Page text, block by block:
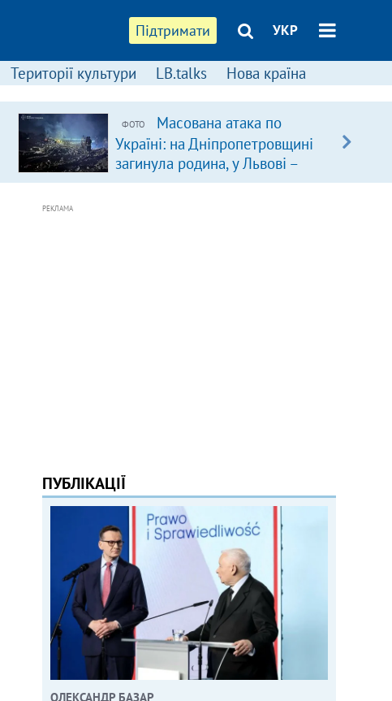
Підтримати УКР
Території культури LB.talks Нова країна
ФОТО
Масована атака по
Україні: на Дніпропетровщині
загинула родина, у Львові –
удар по багатоповерхівках
РЕКЛАМА
ПУБЛІКАЦІЇ
ОЛЕКСАНДР БАЗАР